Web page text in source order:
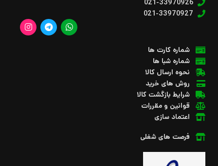
021-33970926
021-33970927
شماره کارت ها
شماره شبا ها
نحوه ارسال کالا
روش های خرید
شرایط بازگشت کالا
قوانین و مقررات
اعتماد سازی
فرصت های شغلی